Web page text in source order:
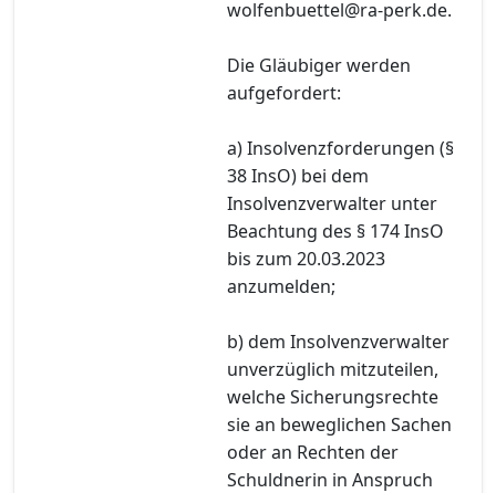
wolfenbuettel@ra-perk.de.
Die Gläubiger werden
aufgefordert:
a) Insolvenzforderungen (§
38 InsO) bei dem
Insolvenzverwalter unter
Beachtung des § 174 InsO
bis zum 20.03.2023
anzumelden;
b) dem Insolvenzverwalter
unverzüglich mitzuteilen,
welche Sicherungsrechte
sie an beweglichen Sachen
oder an Rechten der
Schuldnerin in Anspruch